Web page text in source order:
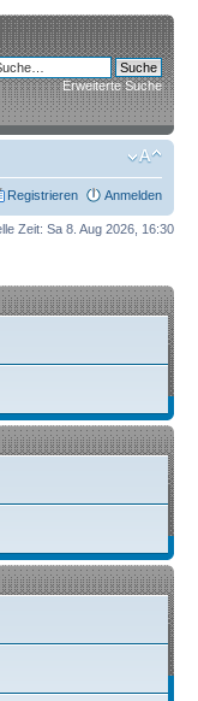
Erweiterte Suche
Registrieren Anmelden
Zeit: Sa 8. Aug 2026, 16:30